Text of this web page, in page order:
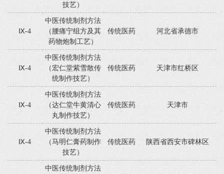
技艺）
Ⅸ-4
中医传统制剂方法
（腰痛宁组方及其
药物炮制工艺）
传统医药 河北省承德市
Ⅸ-4
中医传统制剂方法
（宏仁堂紫雪散传
统制作技艺）
传统医药 天津市红桥区
Ⅸ-4
中医传统制剂方法
（达仁堂牛黄清心
丸制作技艺）
传统医药 天津市
Ⅸ-4
中医传统制剂方法
（马明仁膏药制作
技艺）
传统医药 陕西省西安市碑林区
中医传统制剂方法